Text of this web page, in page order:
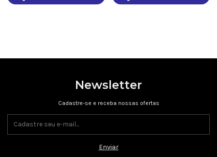
Newsletter
Cadastre-se e receba nossas ofertas